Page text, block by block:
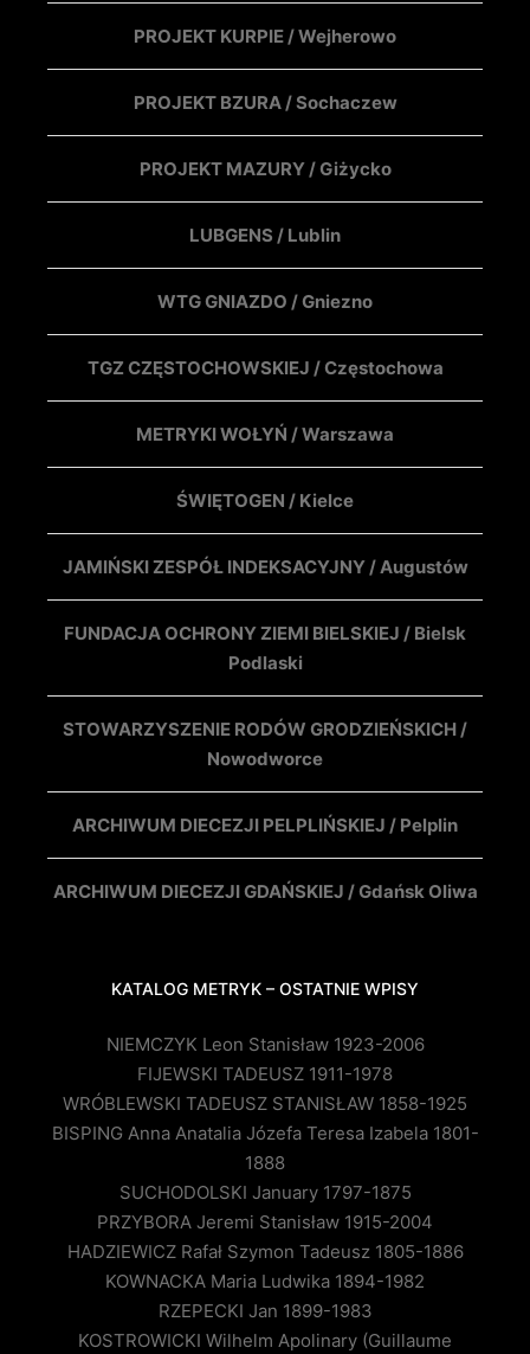
PROJEKT KURPIE / Wejherowo
PROJEKT BZURA / Sochaczew
PROJEKT MAZURY / Giżycko
LUBGENS / Lublin
WTG GNIAZDO / Gniezno
TGZ CZĘSTOCHOWSKIEJ / Częstochowa
METRYKI WOŁYŃ / Warszawa
ŚWIĘTOGEN / Kielce
JAMIŃSKI ZESPÓŁ INDEKSACYJNY / Augustów
FUNDACJA OCHRONY ZIEMI BIELSKIEJ / Bielsk
Podlaski
STOWARZYSZENIE RODÓW GRODZIEŃSKICH /
Nowodworce
ARCHIWUM DIECEZJI PELPLIŃSKIEJ / Pelplin
ARCHIWUM DIECEZJI GDAŃSKIEJ / Gdańsk Oliwa
KATALOG METRYK – OSTATNIE WPISY
NIEMCZYK Leon Stanisław 1923-2006
FIJEWSKI TADEUSZ 1911-1978
WRÓBLEWSKI TADEUSZ STANISŁAW 1858-1925
BISPING Anna Anatalia Józefa Teresa Izabela 1801-
1888
SUCHODOLSKI January 1797-1875
PRZYBORA Jeremi Stanisław 1915-2004
HADZIEWICZ Rafał Szymon Tadeusz 1805-1886
KOWNACKA Maria Ludwika 1894-1982
RZEPECKI Jan 1899-1983
KOSTROWICKI Wilhelm Apolinary (Guillaume